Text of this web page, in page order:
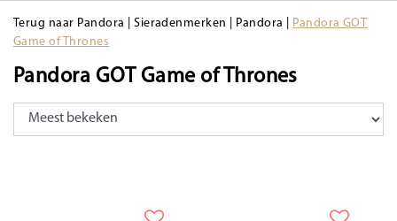
Terug naar Pandora |Sieradenmerken Pandora
Pandora GOT
Game of Thrones
Pandora GOT Game of Thrones